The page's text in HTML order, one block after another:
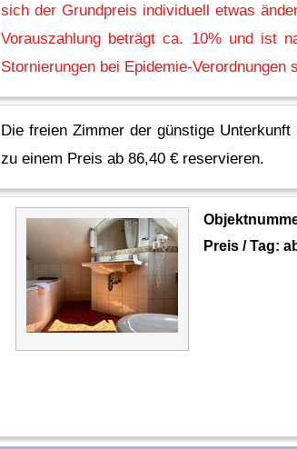
sich der Grundpreis individuell etwas
Vorauszahlung beträgt ca. 10% und ist
Stornierungen bei Epidemie-
Die freien Zimmer der günstige
zu einem Preis ab 86,40 € reservieren.
Preis / Tag: